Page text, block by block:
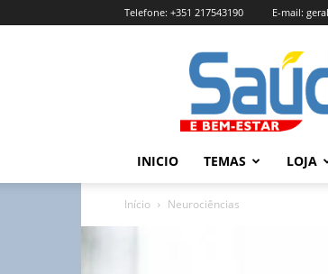
Telefone: +351 217543190 E-mail:
Revista
Saúde
e
Bem
Estar
Edição
INICIO TEMAS LOJA
Início Neurociências